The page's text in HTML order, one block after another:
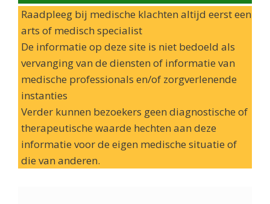
Raadpleeg bij medische klachten altijd eerst een
arts of medisch specialist
De informatie op deze site is niet bedoeld als
vervanging van de diensten of informatie van
medische professionals en/of zorgverlenende
instanties
Verder kunnen bezoekers geen diagnostische of
therapeutische waarde hechten aan deze
informatie voor de eigen medische situatie of
die van anderen.